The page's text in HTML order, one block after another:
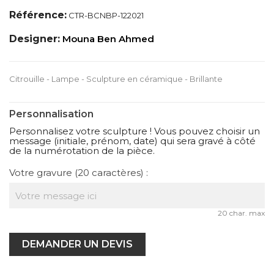
Référence: CTR-BCNBP-122021
Designer: Mouna Ben Ahmed
Citrouille - Lampe - Sculpture en céramique - Brillante
Personnalisation
Personnalisez votre sculpture ! Vous pouvez choisir un
message (initiale, prénom, date) qui sera gravé à côté
de la numérotation de la pièce.
Votre gravure (20 caractères) :
20 char. max
DEMANDER UN DEVIS